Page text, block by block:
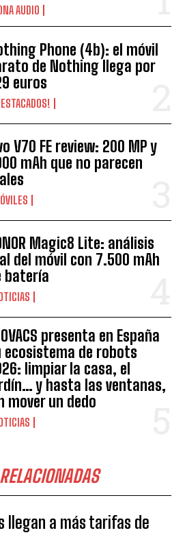
AUDIO
Phone (4b): el móvil
de Nothing llega por
euros
V70 FE review: 200 MP y
mAh que no parecen
Magic8 Lite: análisis
del móvil con 7.500 mAh
batería
presenta en España
ecosistema de robots
limpiar la casa, el
y hasta las ventanas,
mover un dedo
llegan a más tarifas de